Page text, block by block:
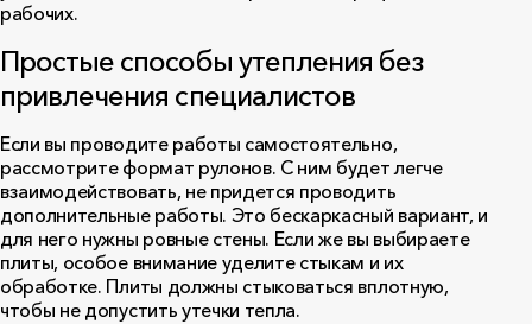
рабочих.
Простые способы утепления без
привлечения специалистов
Если вы проводите работы самостоятельно,
рассмотрите формат рулонов. С ним будет легче
взаимодействовать, не придется проводить
дополнительные работы. Это бескаркасный вариант, и
для него нужны ровные стены. Если же вы выбираете
плиты, особое внимание уделите стыкам и их
обработке. Плиты должны стыковаться вплотную,
чтобы не допустить утечки тепла.